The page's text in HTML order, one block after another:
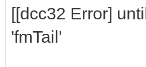
[[dcc32 Error]
'fmTail'